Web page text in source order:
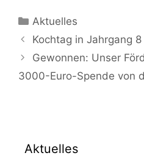
Kategorien
Aktuelles
Kochtag in Jahrgang 8
Gewonnen: Unser
3000-Euro-Spende von
Aktuelles